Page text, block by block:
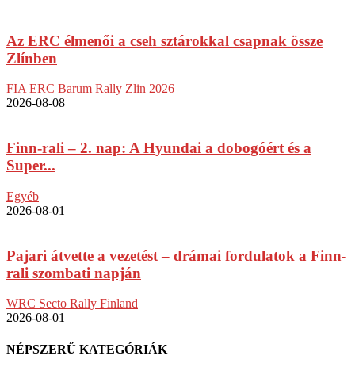
Az ERC élmenői a cseh sztárokkal csapnak össze
Zlínben
FIA ERC Barum Rally Zlin 2026
2026-08-08
Finn-rali – 2. nap: A Hyundai a dobogóért és a
Super...
Egyéb
2026-08-01
Pajari átvette a vezetést – drámai fordulatok a Finn-
rali szombati napján
WRC Secto Rally Finland
2026-08-01
NÉPSZERŰ KATEGÓRIÁK